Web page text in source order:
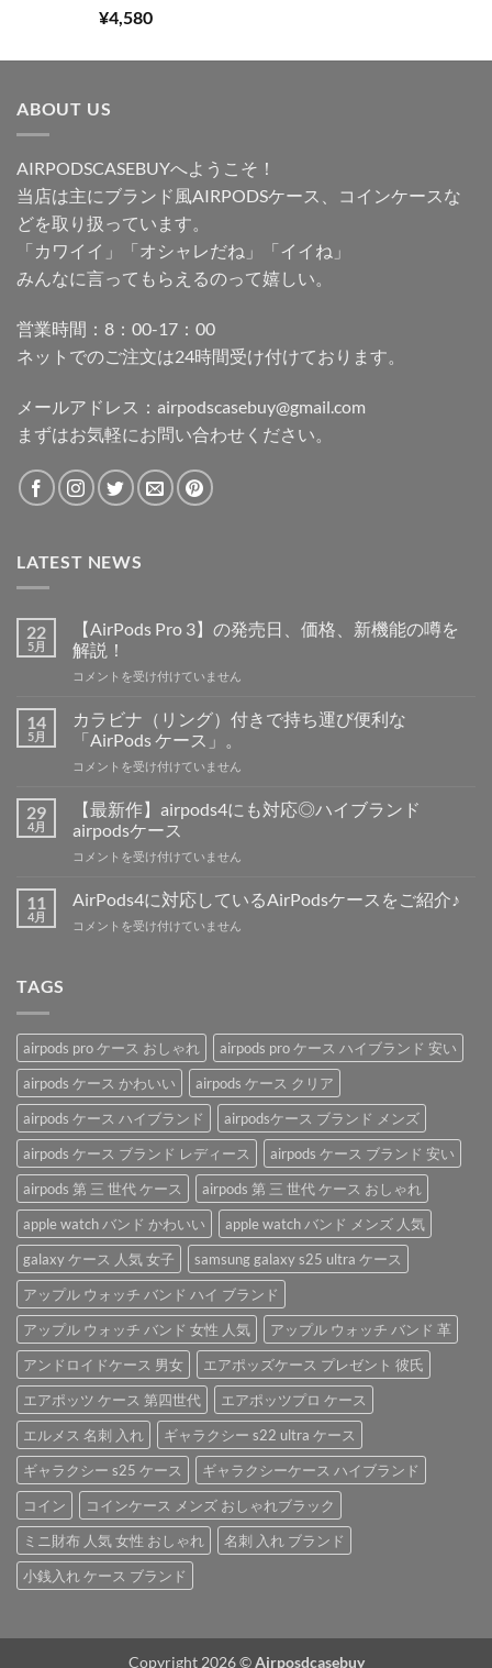
¥4,580
ABOUT US
AIRPODSCASEBUYへようこそ！
当店は主にブランド風AIRPODSケース、コインケースな
どを取り扱っています。
「カワイイ」「オシャレだね」「イイね」
みんなに言ってもらえるのって嬉しい。
営業時間：8：00-17：00
ネットでのご注文は24時間受け付けております。
メールアドレス： airpodscasebuy@gmail.com
まずはお気軽にお問い合わせください。
LATEST NEWS
22
5月
【AirPods Pro 3】の発売日、価格、新機能の噂を
解説！
【AirPods
3】
の
売
格、
機
の
コメントを受け付けていません
14
5月
カラビナ（リング）付きで持ち運び便利な
「AirPods ケース」。
カ
（リ
ン
付
で
利
な
「AirPods
ケ
ー
ス」。
は
コメントを受け付けていません
29
4月
【最新作】airpods4にも対応◎ハイブランド
airpodsケース
【最
作】
に
ブ
ラ
ン
ド
airpods
ケ
ー
ス
は
コメントを受け付けていません
11
4月
AirPods4に対応しているAirPodsケースをご紹介♪
AirPods4
い
る
AirPods
ケ
ー
ス
を
ご
紹
介
♪
は
コメントを受け付けていません
TAGS
airpods pro ケース おしゃれ
airpods pro ケース ハイブランド 安い
airpods ケース かわいい
airpods ケース クリア
airpods ケース ハイブランド
airpodsケース ブランド メンズ
airpods ケース ブランド レディース
airpods ケース ブランド 安い
airpods 第 三 世代 ケース
airpods 第 三 世代 ケース おしゃれ
apple watch バンド かわいい
apple watch バンド メンズ 人気
galaxy ケース 人気 女子
samsung galaxy s25 ultra ケース
アップル ウォッチ バンド ハイ ブランド
アップル ウォッチ バンド 女性 人気
アップル ウォッチ バンド 革
アンドロイドケース 男女
エアポッズケース プレゼント 彼氏
エアポッツ ケース 第四世代
エアポッツプロ ケース
エルメス 名刺 入れ
ギャラクシー s22 ultra ケース
ギャラクシー s25 ケース
ギャラクシーケース ハイブランド
コイン
コインケース メンズ おしゃれブラック
ミニ財布 人気 女性 おしゃれ
名刺 入れ ブランド
小銭入れ ケース ブランド
Copyright 2026 ©Airposdcasebuy